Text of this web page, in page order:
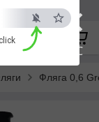
×
ESC
Фляга 0,6